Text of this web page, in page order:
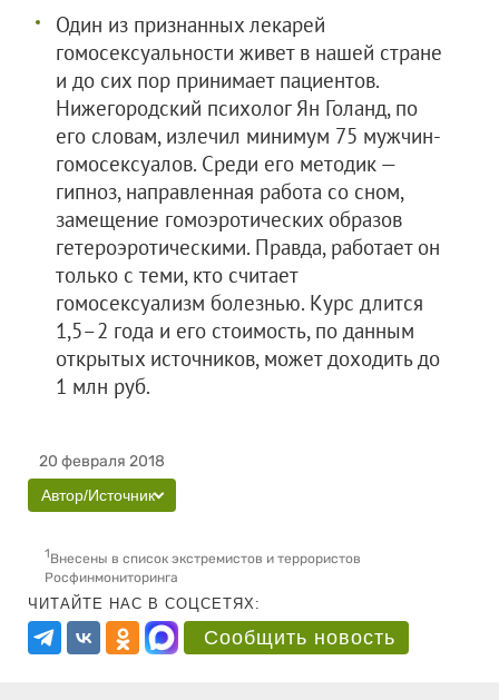
Один из признанных лекарей
гомосексуальности живет в нашей стране
и до сих пор принимает пациентов.
Нижегородский психолог Ян Голанд, по
его словам, излечил минимум 75 мужчин-
гомосексуалов. Среди его методик —
гипноз, направленная работа со сном,
замещение гомоэротических образов
гетероэротическими. Правда, работает он
только с теми, кто считает
гомосексуализм болезнью. Курс длится
1,5–2 года и его стоимость, по данным
открытых источников, может доходить до
1 млн руб.
20 февраля 2018
Автор/Источник
1Внесены в список экстремистов и террористов
Росфинмониторинга
ЧИТАЙТЕ НАС В СОЦСЕТЯХ:
Сообщить новость